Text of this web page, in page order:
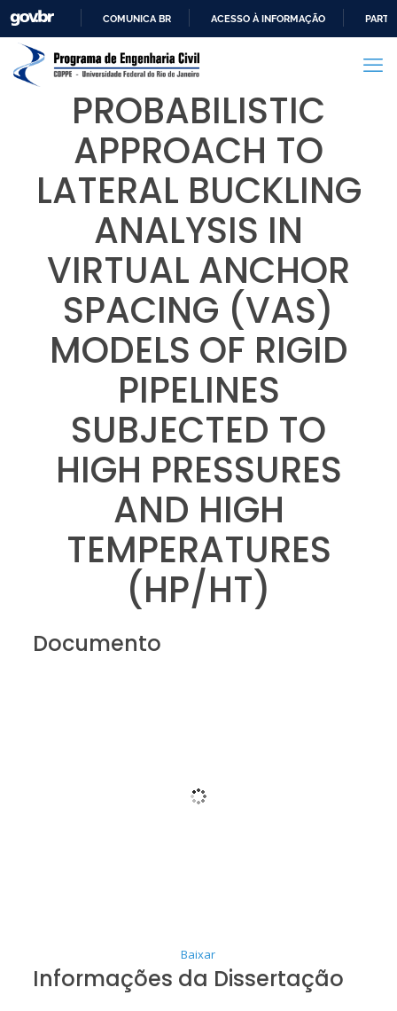
PARA
CONTEÚDO
COMUNICA BR ACESSO À INFORMAÇÃO
PROBABILISTIC
APPROACH TO
LATERAL BUCKLING
ANALYSIS IN
VIRTUAL ANCHOR
SPACING (VAS)
MODELS OF RIGID
PIPELINES
SUBJECTED TO
HIGH PRESSURES
AND HIGH
TEMPERATURES
(HP/HT)
Documento
Baixar
Informações da Dissertação